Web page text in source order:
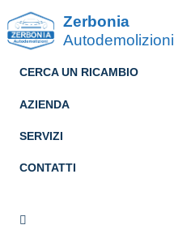
Zerbonia
Autodemolizioni
CERCA UN RICAMBIO
AZIENDA
SERVIZI
CONTATTI